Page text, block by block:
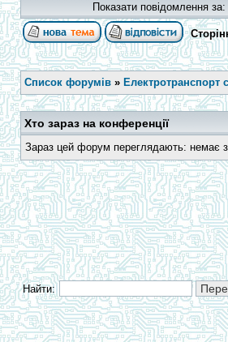
Показати повідомлення за:
Список форумів » Електротранспорт
Хто зараз на конференції
Зараз цей форум переглядають: немає
Найти: